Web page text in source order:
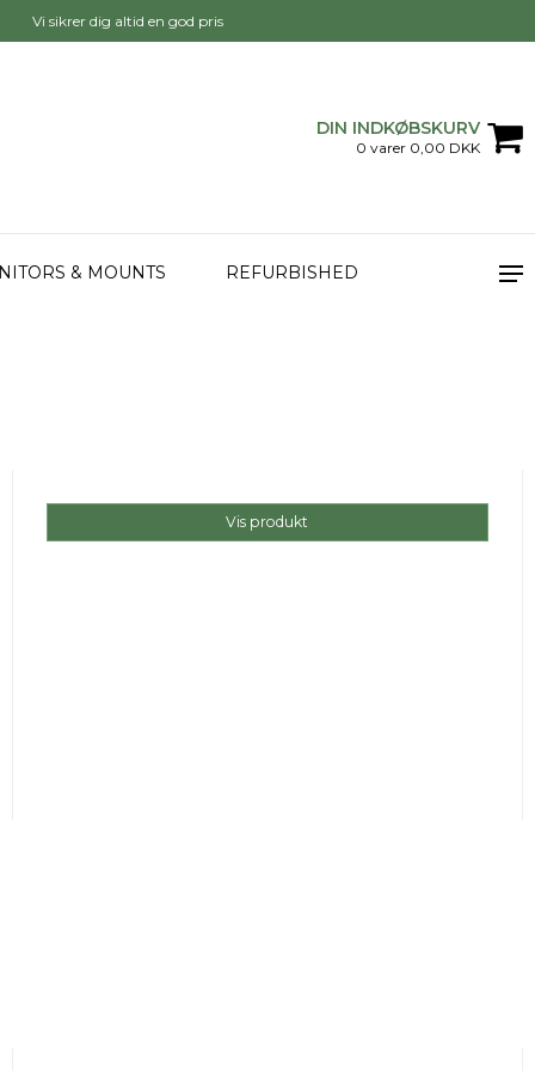
Vi sikrer dig altid en god pris
DIN INDKØBSKURV
0 varer 0,00 DKK
& MOUNTS REFURBISHED
Vis produkt